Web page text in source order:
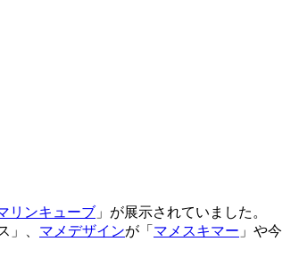
リンキューブ 」が展示されていました。
」、 マメデザインが「 マメスキマー 」や今